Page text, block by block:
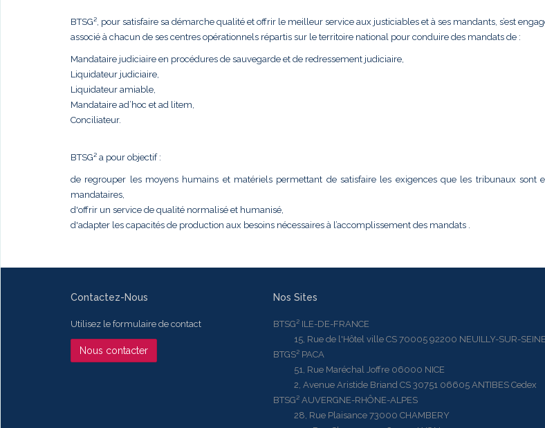
BTSG², pour satisfaire sa démarche qualité et offrir le meilleur service aux justiciables et à ses mandants, s’est
associé à chacun de ses centres opérationnels répartis sur le territoire national pour conduire des mandats de :
Mandataire judiciaire en procédures de sauvegarde et de redressement judiciaire,
Liquidateur judiciaire,
Liquidateur amiable,
Mandataire ad’hoc et ad litem,
Conciliateur.
BTSG² a pour objectif :
de regrouper les moyens humains et matériels permettant de satisfaire les exigences que les tribunaux sont
mandataires,
d'offrir un service de qualité normalisé et humanisé,
d'adapter les capacités de production aux besoins nécessaires à l’accomplissement des mandats .
Contactez-Nous
Utilisez le formulaire de contact
Nous contacter
Nos Sites
BTSG² ILE-DE-FRANCE
15, Rue de l'Hôtel ville CS 70005 92200 NEUILLY-SUR-
BTGS² PACA
51, Rue Maréchal Joffre 06000 NICE
2, Avenue Aristide Briand CS 30751 06605 ANTIBES Cedex
BTSG² AUVERGNE-RHÔNE-ALPES
28, Rue Plaisance 73000 CHAMBERY